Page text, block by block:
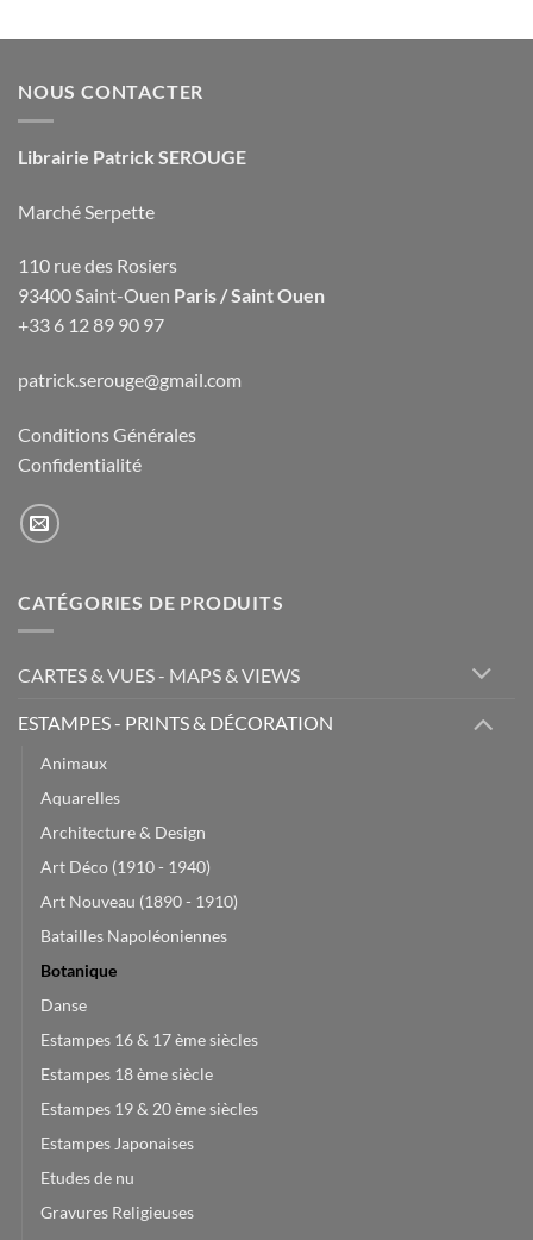
NOUS CONTACTER
Librairie Patrick SEROUGE
Marché Serpette
110 rue des Rosiers
93400 Saint-Ouen Paris / Saint Ouen
+33 6 12 89 90 97
patrick.serouge@gmail.com
Conditions Générales
Confidentialité
CATÉGORIES DE PRODUITS
CARTES & VUES - MAPS & VIEWS
ESTAMPES - PRINTS & DÉCORATION
Animaux
Aquarelles
Architecture & Design
Art Déco (1910 - 1940)
Art Nouveau (1890 - 1910)
Batailles Napoléoniennes
Botanique
Danse
Estampes 16 & 17 ème siècles
Estampes 18 ème siècle
Estampes 19 & 20 ème siècles
Estampes Japonaises
Etudes de nu
Gravures Religieuses